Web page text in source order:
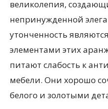
великолепия,
непринужденной
утонченность
элементами этих
питают слабость к
мебели. Они хорошо
белого и золотыми